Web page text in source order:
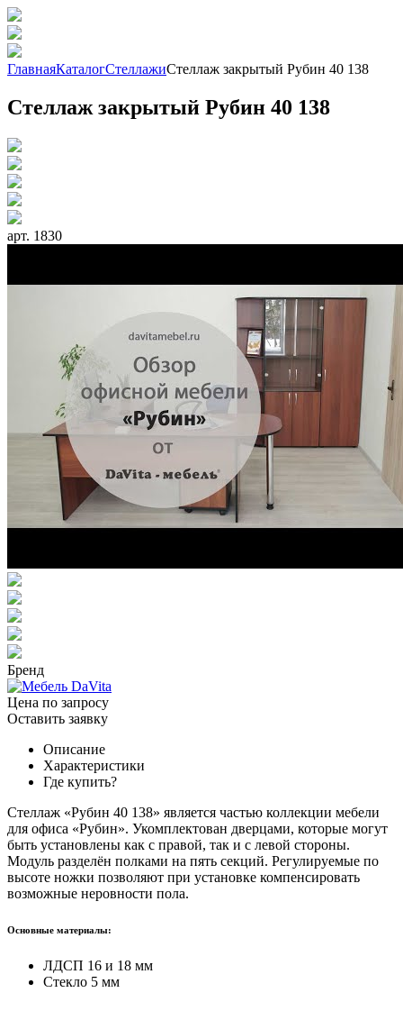
ГлавнаяКаталогСтеллажиСтеллаж закрытый Рубин 40 138
Стеллаж закрытый Рубин 40 138
арт. 1830
Бренд
Цена по запросу
Оставить заявку
Описание
Характеристики
Где купить?
Стеллаж «Рубин 40 138» является частью коллекции мебели
для офиса «Рубин». Укомплектован дверцами, которые могут
быть установлены как с правой, так и с левой стороны.
Модуль разделён полками на пять секций. Регулируемые по
высоте ножки позволяют при установке компенсировать
возможные неровности пола.
Основные материалы:
ЛДСП 16 и 18 мм
Стекло 5 мм